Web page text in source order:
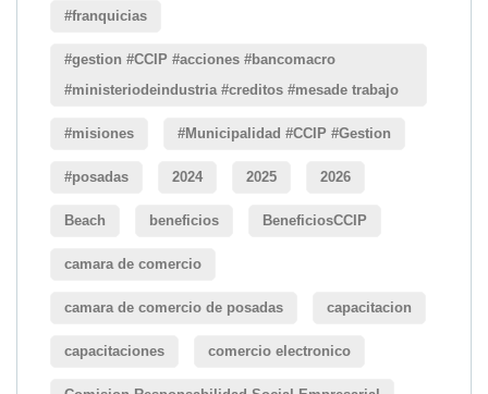
#franquicias
#gestion #CCIP #acciones #bancomacro
#ministeriodeindustria #creditos #mesade trabajo
#misiones #Municipalidad #CCIP #Gestion
#posadas 2024 2025 2026
Beach beneficios BeneficiosCCIP
camara de comercio
camara de comercio de posadas capacitacion
capacitaciones comercio electronico